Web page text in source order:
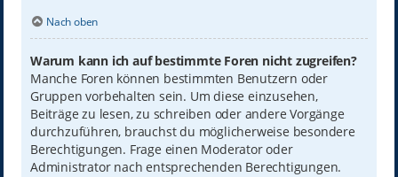
Nach oben
Warum kann ich auf bestimmte Foren nicht zugreifen?
Manche Foren können bestimmten Benutzern oder
Gruppen vorbehalten sein. Um diese einzusehen,
Beiträge zu lesen, zu schreiben oder andere Vorgänge
durchzuführen, brauchst du möglicherweise besondere
Berechtigungen. Frage einen Moderator oder
Administrator nach entsprechenden Berechtigungen.